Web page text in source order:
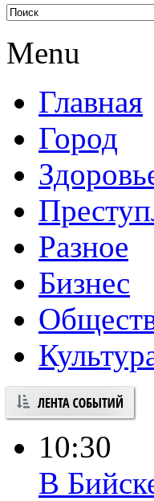
Menu
Главная
Город
Разное
Бизнес
10:30
В